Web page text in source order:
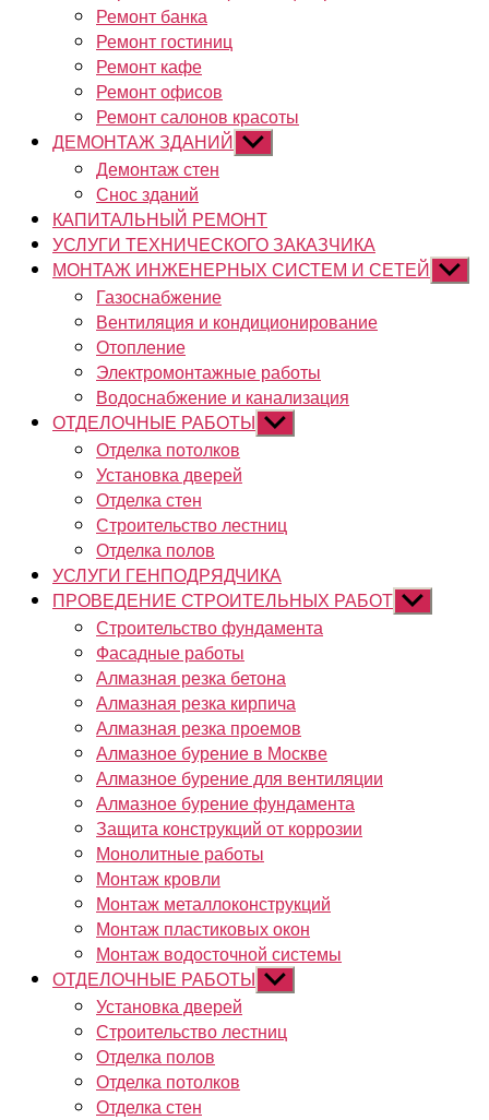
Ремонт банка
Ремонт гостиниц
Ремонт кафе
Ремонт офисов
Ремонт салонов красоты
ДЕМОНТАЖ ЗДАНИЙ Показывать
подменю
Демонтаж стен
Снос зданий
КАПИТАЛЬНЫЙ РЕМОНТ
УСЛУГИ ТЕХНИЧЕСКОГО ЗАКАЗЧИКА
МОНТАЖ ИНЖЕНЕРНЫХ СИСТЕМ И СЕТЕЙ
Газоснабжение
Вентиляция и кондиционирование
Отопление
Электромонтажные работы
Водоснабжение и канализация
ОТДЕЛОЧНЫЕ РАБОТЫ Показывать
подменю
Отделка потолков
Установка дверей
Отделка стен
Строительство лестниц
Отделка полов
УСЛУГИ ГЕНПОДРЯДЧИКА
ПРОВЕДЕНИЕ СТРОИТЕЛЬНЫХ РАБОТ Показывать
подменю
Строительство фундамента
Фасадные работы
Алмазная резка бетона
Алмазная резка кирпича
Алмазная резка проемов
Алмазное бурение в Москве
Алмазное бурение для вентиляции
Алмазное бурение фундамента
Защита конструкций от коррозии
Монолитные работы
Монтаж кровли
Монтаж металлоконструкций
Монтаж пластиковых окон
Монтаж водосточной системы
ОТДЕЛОЧНЫЕ РАБОТЫ Показывать
подменю
Установка дверей
Строительство лестниц
Отделка полов
Отделка потолков
Отделка стен